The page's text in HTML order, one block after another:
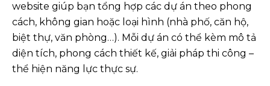
website giúp bạn tổng hợp các dự án theo phong
cách, không gian hoặc loại hình (nhà phố, căn hộ,
biệt thự, văn phòng…). Mỗi dự án có thể kèm mô tả
diện tích, phong cách thiết kế, giải pháp thi công –
thể hiện năng lực thực sự.